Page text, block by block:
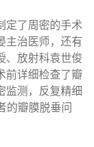
定了周密的手术
主治医师，还有
、放射科袁世俊
前详细检查了瓣
监测，反复精细
的瓣膜脱垂问